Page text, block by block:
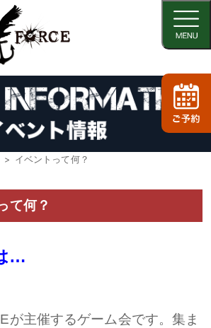
イベントって何？
て何？
…
が主催するゲーム会です。集ま